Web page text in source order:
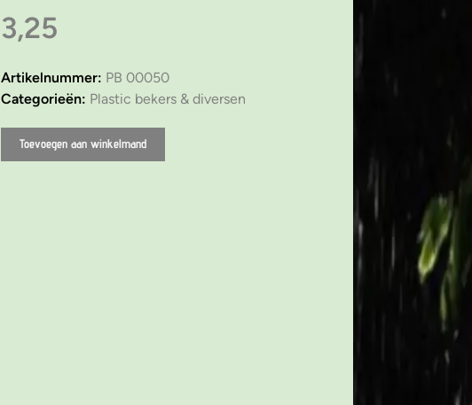
3,25
Artikelnummer: PB 00050
Categorieën: Plastic bekers & diversen
Toevoegen aan winkelmand